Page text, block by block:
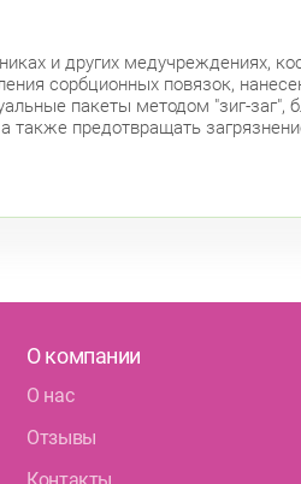
и других медучреждениях,
сорбционных повязок,
пакеты методом "зиг-
также предотвращать
О компании
О нас
Отзывы
Контакты